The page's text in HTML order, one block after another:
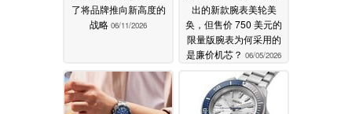
了将品牌推向新高度的
战略 06/11/2026
出的新款腕表美轮美
奂，但售价 750 美元的
限量版腕表为何采用的
是廉价机芯？ 06/05/2026